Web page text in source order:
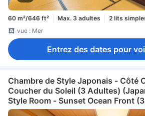
60 m²/646 ft² Max. 3 adultes
2 lits
vue : Mer
Entrez des dates pour
Chambre de Style Japonais - Côté
Coucher du Soleil (3 Adultes)
Style Room - Sunset Ocean Front (3
adult))